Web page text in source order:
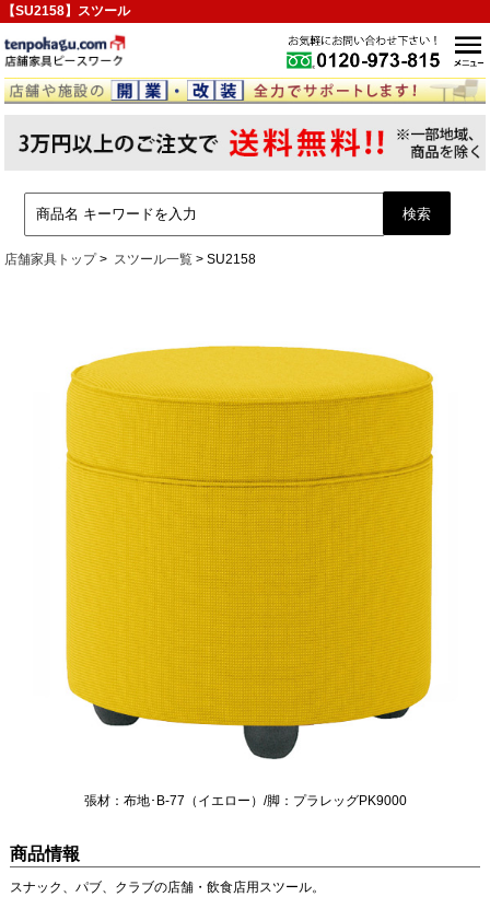
【SU2158】スツール
店舗家具トップ スツール一覧 SU2158
張材：布地･B-77（イエロー）/脚：プラレッグPK9000
商品情報
スナック、パブ、クラブの店舗・飲食店用スツール。